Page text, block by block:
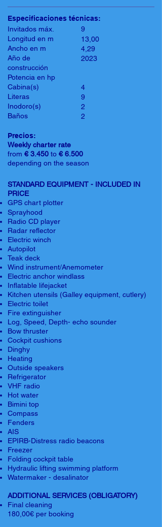
Especificaciones técnicas:
Invitados máx.
Longitud en m
Ancho en m
Año de
construcción
Potencia en hp
Cabina(s)
Literas
Inodoro(s)
Baños
9
13,00
4,29
2023
4
9
2
2
Precios:
Weekly charter rate
from € 3.450 to € 6.500
depending on the season
STANDARD EQUIPMENT - INCLUDED IN
PRICE
GPS chart plotter
Sprayhood
Radio CD player
Radar reflector
Electric winch
Autopilot
Teak deck
Wind instrument/Anemometer
Electric anchor windlass
Inflatable lifejacket
Kitchen utensils (Galley equipment, cutlery)
Electric toilet
Fire extinguisher
Log, Speed, Depth- echo sounder
Bow thruster
Cockpit cushions
Dinghy
Heating
Outside speakers
Refrigerator
VHF radio
Hot water
Bimini top
Compass
Fenders
AIS
EPIRB-Distress radio beacons
Freezer
Folding cockpit table
Hydraulic lifting swimming platform
Watermaker - desalinator
ADDITIONAL SERVICES (OBLIGATORY)
Final cleaning
180,00€ per booking